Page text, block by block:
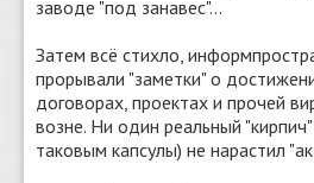
заводе "под занавес"...
Затем всё стихло,
прорывали "заметки" о
договорах, проектах и прочей
возне. Ни один реальный
таковым капсулы) не нарастил